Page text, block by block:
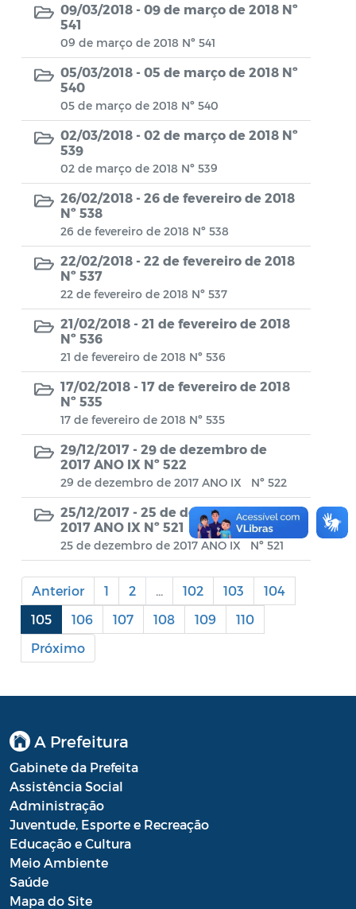
Prévia
CONCURSO GUARDA MUNICIPAL Nº 002
Concurso Público
Conselho Municipal - CACS FUNDEB
Conselho Municipal de Assistência Social
Conselho Municipal de Educação
Conselho Municipal de Habitação -
CMHA
Conselho Municipal de Saúde
Conselho Municipal de Turismo
Conselho Municipal do Desenvolvimento
Sustentável Rural e Pesqueiro de
Araruama – COMDESURP-AR
Conselho Municipal do Idoso (COMID)
Conselho Municipal do Meio Ambiente -
CONDEMA
Conselho Municipal dos Direitos da
Criança e do Adolescente de Araruama -
CMDCAA
Convênio
Convocação
Editais
Extrato de Contratos
Extrato de Inexigibilidade
Instruções Normativas
JARI - Junta Recursos de Infração de
09/03/2018 - 09 de março de 2018 Nº
541
09 de março de 2018 Nº 541
05/03/2018 - 05 de março de 2018 Nº
540
05 de março de 2018 Nº 540
02/03/2018 - 02 de março de 2018 Nº
539
02 de março de 2018 Nº 539
26/02/2018 - 26 de fevereiro de 2018
Nº 538
26 de fevereiro de 2018 Nº 538
22/02/2018 - 22 de fevereiro de 2018
Nº 537
22 de fevereiro de 2018 Nº 537
21/02/2018 - 21 de fevereiro de 2018
Nº 536
21 de fevereiro de 2018 Nº 536
17/02/2018 - 17 de fevereiro de 2018
Nº 535
17 de fevereiro de 2018 Nº 535
29/12/2017 - 29 de dezembro de
2017 ANO IX Nº 522
29 de dezembro de 2017 ANO IX Nº 522
25/12/2017 - 25 de dezembro de
2017 ANO IX Nº 521
25 de dezembro de 2017 ANO IX Nº 521
Anterior 1 2 102 103
104
105
106 107 108 109
110
Próximo
A Prefeitura
Gabinete da Prefeita
Assistência Social
Administração
Juventude, Esporte e Recreação
Educação e Cultura
Meio Ambiente
Saúde
Mapa do Site